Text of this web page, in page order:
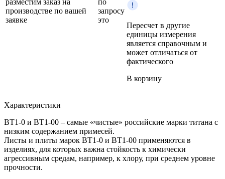
производстве по вашей
заявке
запросу
это
Пересчет в другие
единицы измерения
является справочным и
может отличаться от
фактического
В корзину
Характеристики
ВТ1-0 и ВТ1-00 – самые «чистые» российские марки титана с
низким содержанием примесей.
Листы и плиты марок ВТ1-0 и ВТ1-00 применяются в
изделиях, для которых важна стойкость к химически
агрессивным средам, например, к хлору, при среднем уровне
прочности.